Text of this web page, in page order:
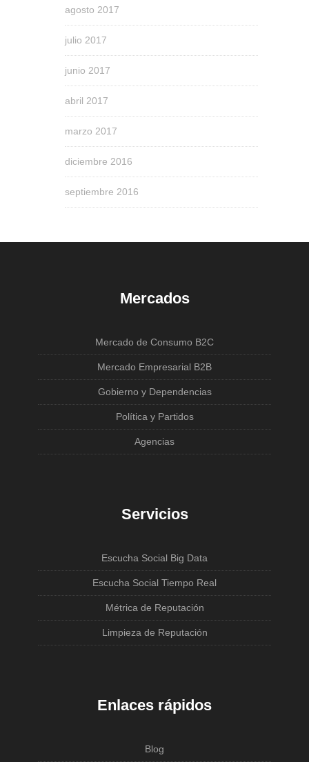
agosto 2017
julio 2017
junio 2017
abril 2017
marzo 2017
diciembre 2016
septiembre 2016
Mercados
Mercado de Consumo B2C
Mercado Empresarial B2B
Gobierno y Dependencias
Política y Partidos
Agencias
Servicios
Escucha Social Big Data
Escucha Social Tiempo Real
Métrica de Reputación
Limpieza de Reputación
Enlaces rápidos
Blog